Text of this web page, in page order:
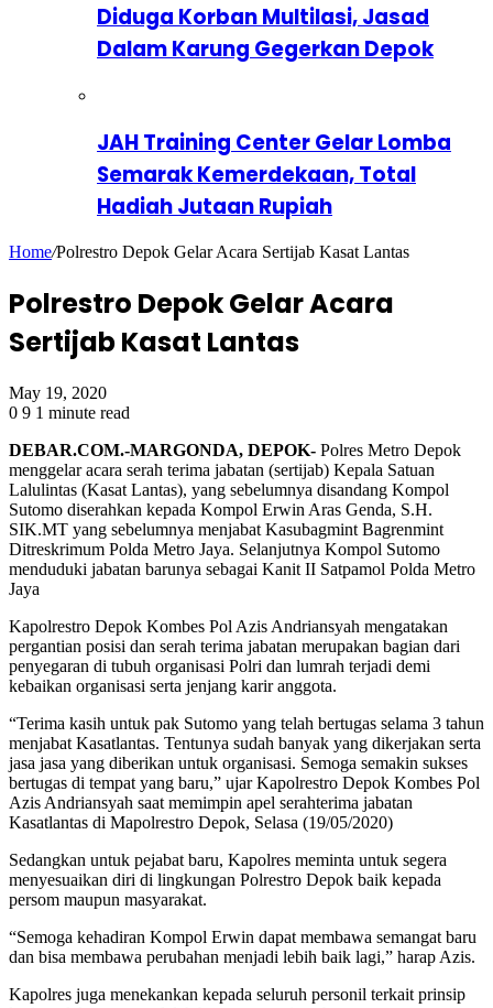
Diduga Korban Multilasi, Jasad
Dalam Karung Gegerkan Depok
JAH Training Center Gelar Lomba
Semarak Kemerdekaan, Total
Hadiah Jutaan Rupiah
Home/Polrestro Depok Gelar Acara Sertijab Kasat Lantas
Polrestro Depok Gelar Acara
Sertijab Kasat Lantas
May 19, 2020
0 9 1 minute read
DEBAR.COM.-MARGONDA, DEPOK- Polres Metro Depok
menggelar acara serah terima jabatan (sertijab) Kepala Satuan
Lalulintas (Kasat Lantas), yang sebelumnya disandang Kompol
Sutomo diserahkan kepada Kompol Erwin Aras Genda, S.H.
SIK.MT yang sebelumnya menjabat Kasubagmint Bagrenmint
Ditreskrimum Polda Metro Jaya. Selanjutnya Kompol Sutomo
menduduki jabatan barunya sebagai Kanit II Satpamol Polda Metro
Jaya
Kapolrestro Depok Kombes Pol Azis Andriansyah mengatakan
pergantian posisi dan serah terima jabatan merupakan bagian dari
penyegaran di tubuh organisasi Polri dan lumrah terjadi demi
kebaikan organisasi serta jenjang karir anggota.
“Terima kasih untuk pak Sutomo yang telah bertugas selama 3 tahun
menjabat Kasatlantas. Tentunya sudah banyak yang dikerjakan serta
jasa jasa yang diberikan untuk organisasi. Semoga semakin sukses
bertugas di tempat yang baru,” ujar Kapolrestro Depok Kombes Pol
Azis Andriansyah saat memimpin apel serahterima jabatan
Kasatlantas di Mapolrestro Depok, Selasa (19/05/2020)
Sedangkan untuk pejabat baru, Kapolres meminta untuk segera
menyesuaikan diri di lingkungan Polrestro Depok baik kepada
persom maupun masyarakat.
“Semoga kehadiran Kompol Erwin dapat membawa semangat baru
dan bisa membawa perubahan menjadi lebih baik lagi,” harap Azis.
Kapolres juga menekankan kepada seluruh personil terkait prinsip